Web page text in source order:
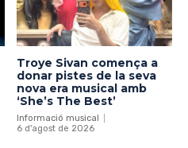
Troye Sivan comença a
donar pistes de la seva
nova era musical amb
‘She’s The Best’
Informació musical
6 d'agost de 2026